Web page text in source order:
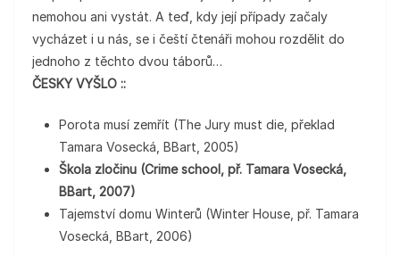
nemohou ani vystát. A teď, kdy její případy začaly
vycházet i u nás, se i čeští čtenáři mohou rozdělit do
jednoho z těchto dvou táborů…
ČESKY VYŠLO ::
Porota musí zemřít (The Jury must die, překlad
Tamara Vosecká, BBart, 2005)
Škola zločinu (Crime school, př. Tamara Vosecká,
BBart, 2007)
Tajemství domu Winterů (Winter House, př. Tamara
Vosecká, BBart, 2006)